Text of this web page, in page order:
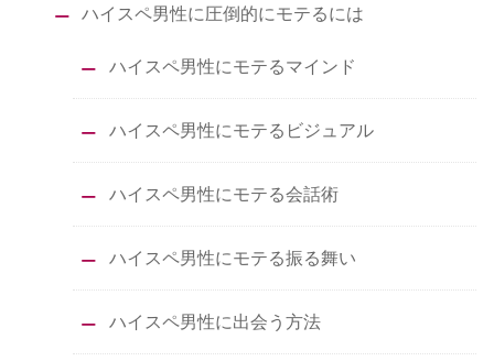
ハイスペ男性に圧倒的にモテるには
ハイスペ男性にモテるマインド
ハイスペ男性にモテるビジュアル
ハイスペ男性にモテる会話術
ハイスペ男性にモテる振る舞い
ハイスペ男性に出会う方法